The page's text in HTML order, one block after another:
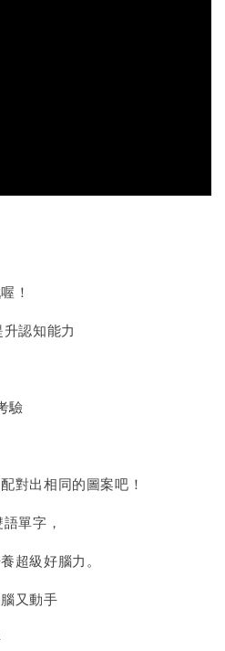
！
認知能力
驗
對出相同的圖案吧！
單字，
超級好腦力。
又動手